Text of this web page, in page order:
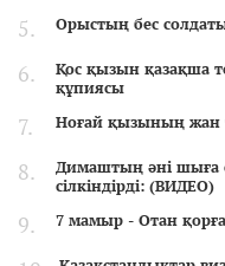
Орыстың бес
Қос қызын қазақша
құпиясы
Ноғай қызының жан
Димаштың әні шыға
сілкіндірді: (ВИДЕО)
7 мамыр - Отан